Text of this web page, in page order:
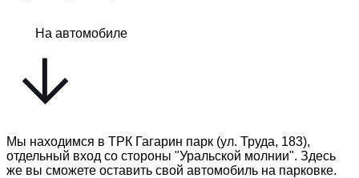
На автомобиле
Мы находимся в ТРК Гагарин парк (ул. Труда, 183),
отдельный вход со стороны "Уральской молнии". Здесь
же вы сможете оставить свой автомобиль на парковке.